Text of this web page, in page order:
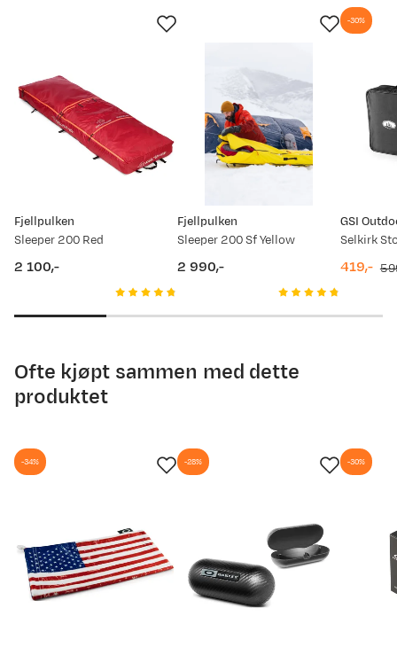
11. mai 24. mai 2. jul. 15. jul.
Prisdato
21.01.2026 109,-
10.08.2025 140,-
Fjellpulken
Sleeper 200 Red
2 100,-
Fjellpulken
Sleeper 200 Sf Yellow
2 990,-
GSI
Selkirk
-30%
419,-
Ofte kjøpt sammen med dette
produktet
-34% -28% -30%